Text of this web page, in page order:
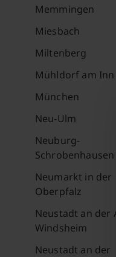
Memmingen
Miesbach
Miltenberg
Mühldorf am Inn
München
Neu-Ulm
Neuburg-
Schrobenhausen
Neumarkt in der
Oberpfalz
Neustadt an der
Windsheim
Neustadt an der